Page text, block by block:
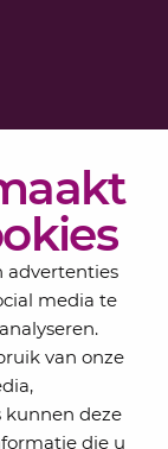
advertenties
media te
van onze
kunnen deze
die u
Lansigt in